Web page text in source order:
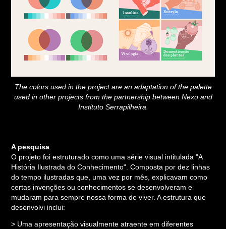
The colors used in the project are an adaptation of the palette
used in other projects from the partnership between Nexo and
Instituto Serrapilheira.
A pesquisa
O projeto foi estruturado como uma série visual intitulada "A
História Ilustrada do Conhecimento". Composta por dez linhas
do tempo ilustradas que, uma vez por mês, explicavam como
certas invenções ou conhecimentos se desenvolveram e
mudaram para sempre nossa forma de viver. A estrutura que
desenvolvi inclui:
> Uma apresentação visualmente atraente em diferentes